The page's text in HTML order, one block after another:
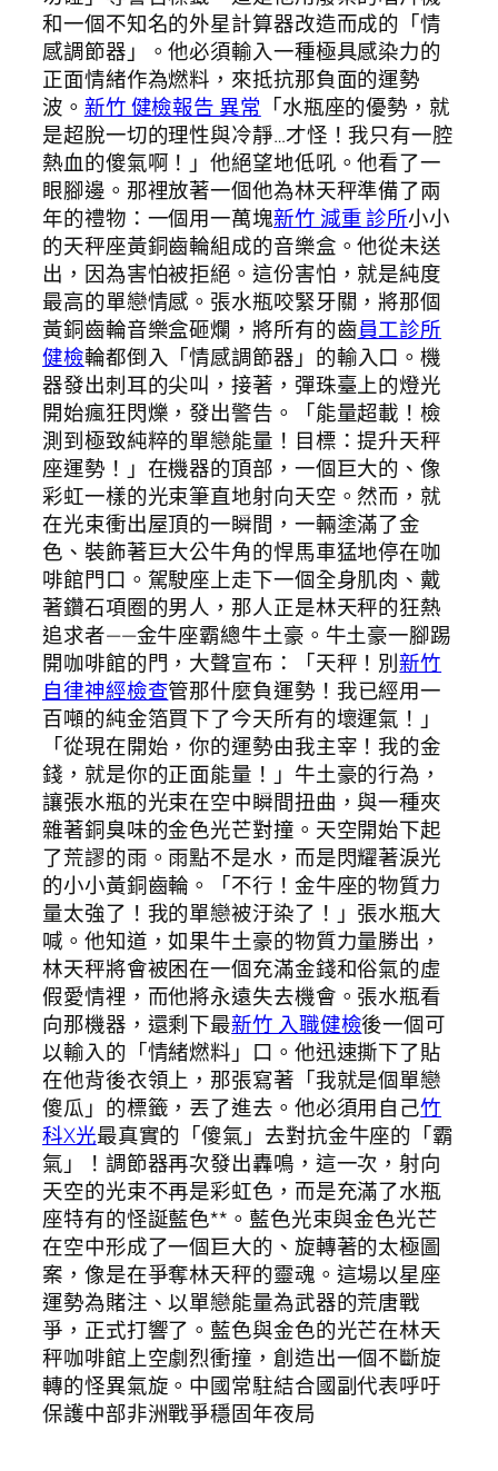
和一個不知名的外星計算器改造而成的「情
感調節器」。他必須輸入一種極具感染力的
正面情緒作為燃料，來抵抗那負面的運勢
波。 新竹 健檢報告 異常 「水瓶座的優勢，就
是超脫一切的理性與冷靜…才怪！我只有一腔
熱血的傻氣啊！」他絕望地低吼。他看了一
眼腳邊。那裡放著一個他為林天秤準備了兩
年的禮物：一個用一萬塊新竹 減重 診所小小
的天秤座黃銅齒輪組成的音樂盒。他從未送
出，因為害怕被拒絕。這份害怕，就是純度
最高的單戀情感。張水瓶咬緊牙關，將那個
黃銅齒輪音樂盒砸爛，將所有的齒員工診所
健檢輪都倒入「情感調節器」的輸入口。機
器發出刺耳的尖叫，接著，彈珠臺上的燈光
開始瘋狂閃爍，發出警告。「能量超載！檢
測到極致純粹的單戀能量！目標：提升天秤
座運勢！」在機器的頂部，一個巨大的、像
彩虹一樣的光束筆直地射向天空。然而，就
在光束衝出屋頂的一瞬間，一輛塗滿了金
色、裝飾著巨大公牛角的悍馬車猛地停在咖
啡館門口。駕駛座上走下一個全身肌肉、戴
著鑽石項圈的男人，那人正是林天秤的狂熱
追求者——金牛座霸總牛土豪。牛土豪一腳踢
開咖啡館的門，大聲宣布：「天秤！別新竹
自律神經檢查管那什麼負運勢！我已經用一
百噸的純金箔買下了今天所有的壞運氣！」
「從現在開始，你的運勢由我主宰！我的金
錢，就是你的正面能量！」牛土豪的行為，
讓張水瓶的光束在空中瞬間扭曲，與一種夾
雜著銅臭味的金色光芒對撞。天空開始下起
了荒謬的雨。雨點不是水，而是閃耀著淚光
的小小黃銅齒輪。「不行！金牛座的物質力
量太強了！我的單戀被汙染了！」張水瓶大
喊。他知道，如果牛土豪的物質力量勝出，
林天秤將會被困在一個充滿金錢和俗氣的虛
假愛情裡，而他將永遠失去機會。張水瓶看
向那機器，還剩下最新竹 入職健檢後一個可
以輸入的「情緒燃料」口。他迅速撕下了貼
在他背後衣領上，那張寫著「我就是個單戀
傻瓜」的標籤，丟了進去。他必須用自己竹
科X光最真實的「傻氣」去對抗金牛座的「霸
氣」！調節器再次發出轟鳴，這一次，射向
天空的光束不再是彩虹色，而是充滿了水瓶
座特有的怪誕藍色**。藍色光束與金色光芒
在空中形成了一個巨大的、旋轉著的太極圖
案，像是在爭奪林天秤的靈魂。這場以星座
運勢為賭注、以單戀能量為武器的荒唐戰
爭，正式打響了。藍色與金色的光芒在林天
秤咖啡館上空劇烈衝撞，創造出一個不斷旋
轉的怪異氣旋。中國常駐結合國副代表呼吁
保護中部非洲戰爭穩固年夜局